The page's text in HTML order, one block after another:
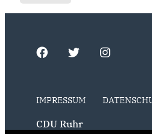
IMPRESSUM
CDU Ruhr